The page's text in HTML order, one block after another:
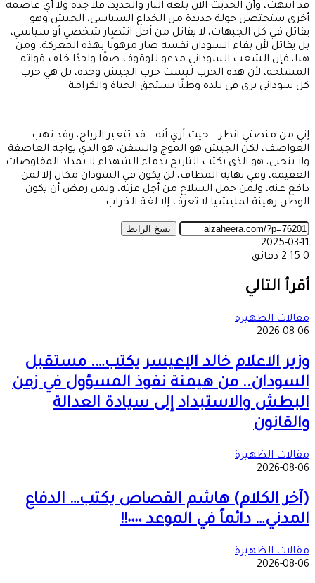
قد انتهت، وأن الحديث الآن بلغة النار والحديد، فلا جدة ولا أي عاصمة
أخرى ستحتضن جولة جديدة من الخداع السياسي، الجيش وهو
يقاتل في كل الجبهات، لا يقاتل من أجل انتصار شخصي أو سياسي،
بل يقاتل لأن بقاء السودان نفسه صار مرهونًا بهذه المعركة. ومن
هنا، فإن الشعب السوداني مدعو للوقوف صفًا واحدًا خلف قواته
المسلحة، لأن هذه الحرب ليست حرب الجيش وحده، بل هي حرب
كل سوداني يرى في بلده وطنًا يستحق الحياة والكرامة
إني من منصتي انظر …حيث أري أنه …قد تتغير الرياح، وقد تهب
العواصف، لكن الجيش هو الموج والسفن، هو الذي يواجه العاصفة
ولا ينحني، هو الذي يكتب التاريخ بدماء الشهداء لا بمداد المفاوضات
العقيمة، وفي نهاية المطاف، لن يكون في السودان مكان إلا لمن
دافع عنه، ولمن حمل السلاح من أجل عزته، ولمن رفض أن يكون
الوطن رهينة لمليشيا لا تعرف إلا لغة الخراب.
نسخ الرابط
2025-03-11
0
2 دقائق
عبر
البريد
أقرأ التالي
مقالات الظهيرة
2026-08-06
وزير الاعلام خالد الإعيسر يكتب…. مستقبل
السودان.. من هيمنة نفوذ المسؤول في زمن
البطش والاستبداد إلى سيادة العدالة
والقانون
مقالات الظهيرة
2026-08-06
(آخر الكلام) هاشم القصاص يكتب… الدفاع
المدني… دائماً في الموعد ٠٠٠٠!!
مقالات الظهيرة
2026-08-06